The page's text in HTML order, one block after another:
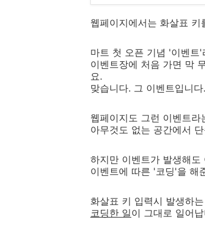
웹페이지에서는 화살표
마트 첫 오픈 기념 '이벤트
이벤트장에 처음 가면 막
요.
맞습니다. 그 이벤트입니
웹페이지도 그런 이벤트라
아무것도 없는 공간에서
하지만 이벤트가 발생해
이벤트에 따른 '코딩'을 해
화살표 키 입력시 발생하
코딩한 일이 그대로 일어